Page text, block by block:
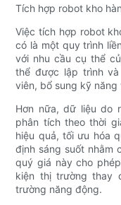
Tích hợp robot kho
Việc tích hợp robot
có là một quy trình
với nhu cầu cụ thể
thể được lập trình
viên, bổ sung kỹ
Hơn nữa, dữ liệu do
phân tích theo thời
hiệu quả, tối ưu hóa
định sáng suốt nhằm
quý giá này cho
kiện thị trường thay
trường năng động.